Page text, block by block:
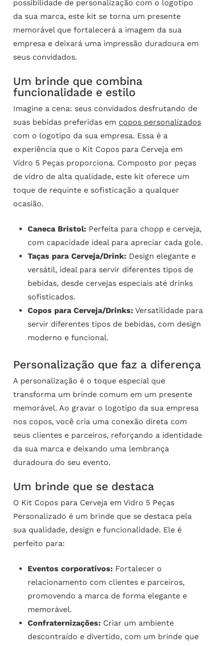
possibilidade de personalização com o logotipo
da sua marca, este kit se torna um presente
memorável que fortalecerá a imagem da sua
empresa e deixará uma impressão duradoura em
seus convidados.
Um brinde que combina
funcionalidade e estilo
Imagine a cena: seus convidados desfrutando de
suas bebidas preferidas em copos personalizados
com o logotipo da sua empresa. Essa é a
experiência que o Kit Copos para Cerveja em
Vidro 5 Peças proporciona. Composto por peças
de vidro de alta qualidade, este kit oferece um
toque de requinte e sofisticação a qualquer
ocasião.
Caneca Bristol: Perfeita para chopp e cerveja,
com capacidade ideal para apreciar cada gole.
Taças para Cerveja/Drink: Design elegante e
versátil, ideal para servir diferentes tipos de
bebidas, desde cervejas especiais até drinks
sofisticados.
Copos para Cerveja/Drinks: Versatilidade para
servir diferentes tipos de bebidas, com design
moderno e funcional.
Personalização que faz a diferença
A personalização é o toque especial que
transforma um brinde comum em um presente
memorável. Ao gravar o logotipo da sua empresa
nos copos, você cria uma conexão direta com
seus clientes e parceiros, reforçando a identidade
da sua marca e deixando uma lembrança
duradoura do seu evento.
Um brinde que se destaca
O Kit Copos para Cerveja em Vidro 5 Peças
Personalizado é um brinde que se destaca pela
sua qualidade, design e funcionalidade. Ele é
perfeito para:
Eventos corporativos: Fortalecer o
relacionamento com clientes e parceiros,
promovendo a marca de forma elegante e
memorável.
Confraternizações: Criar um ambiente
descontraído e divertido, com um brinde que